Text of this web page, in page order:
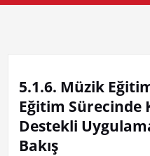
5.1.6. Müzik
Eğitim Sürecinde
Destekli
Bakış